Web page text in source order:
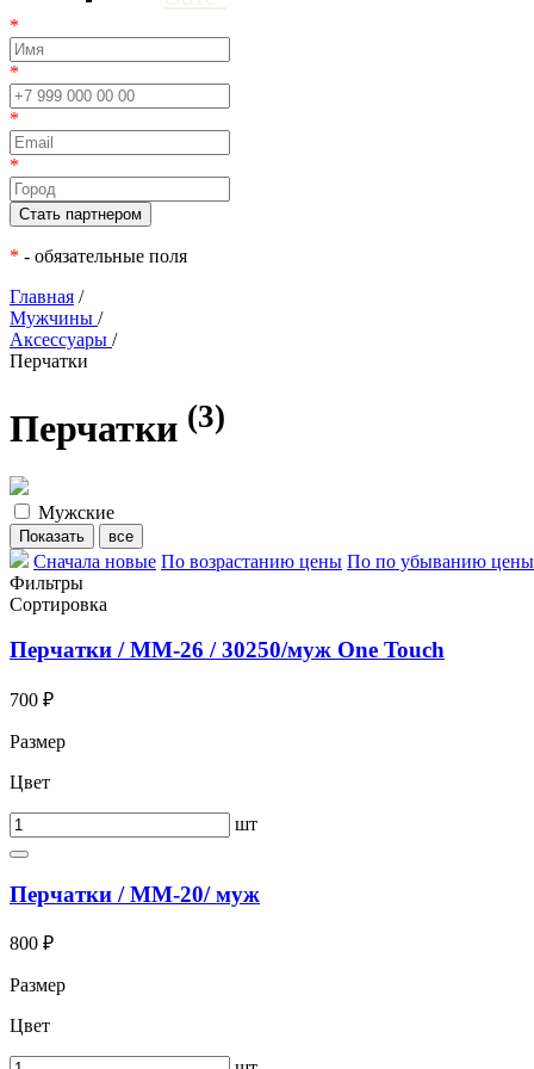
*
*
*
*
* - обязательные поля
Главная /
Мужчины /
Аксессуары /
Перчатки
Перчатки (3)
Мужские
Сначала новые По возрастанию цены По по убыванию цены
Фильтры
Сортировка
Перчатки / ММ-26 / 30250/муж One Touch
700 ₽
Размер
Цвет
шт
Перчатки / ММ-20/ муж
800 ₽
Размер
Цвет